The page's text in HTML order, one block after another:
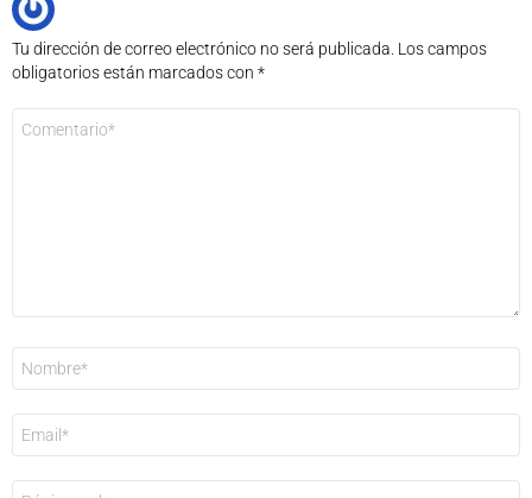
Tu dirección de correo electrónico no será publicada. Los campos
obligatorios están marcados con *
electrónico
*